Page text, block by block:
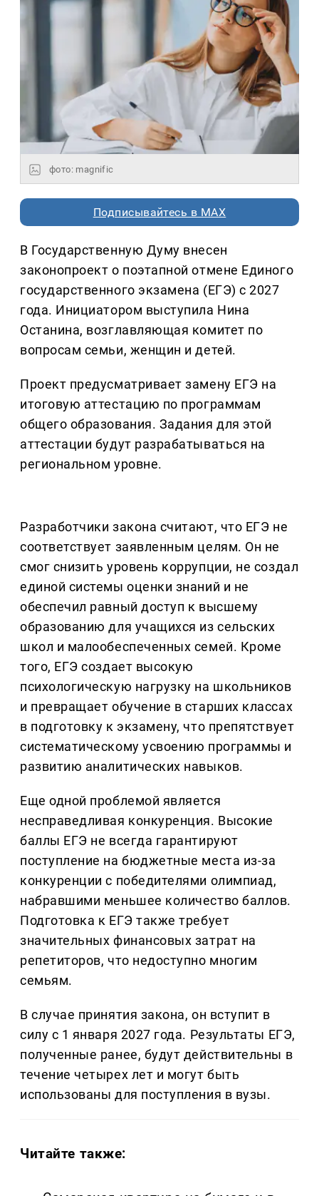
фото: magnific
Подписывайтесь в MAX
В Государственную Думу внесен
законопроект о поэтапной отмене Единого
государственного экзамена (ЕГЭ) с 2027
года. Инициатором выступила Нина
Останина, возглавляющая комитет по
вопросам семьи, женщин и детей.
Проект предусматривает замену ЕГЭ на
итоговую аттестацию по программам
общего образования. Задания для этой
аттестации будут разрабатываться на
региональном уровне.
Разработчики закона считают, что ЕГЭ не
соответствует заявленным целям. Он не
смог снизить уровень коррупции, не создал
единой системы оценки знаний и не
обеспечил равный доступ к высшему
образованию для учащихся из сельских
школ и малообеспеченных семей. Кроме
того, ЕГЭ создает высокую
психологическую нагрузку на школьников
и превращает обучение в старших классах
в подготовку к экзамену, что препятствует
систематическому усвоению программы и
развитию аналитических навыков.
Еще одной проблемой является
несправедливая конкуренция. Высокие
баллы ЕГЭ не всегда гарантируют
поступление на бюджетные места из-за
конкуренции с победителями олимпиад,
набравшими меньшее количество баллов.
Подготовка к ЕГЭ также требует
значительных финансовых затрат на
репетиторов, что недоступно многим
семьям.
В случае принятия закона, он вступит в
силу с 1 января 2027 года. Результаты ЕГЭ,
полученные ранее, будут действительны в
течение четырех лет и могут быть
использованы для поступления в вузы.
Читайте также: